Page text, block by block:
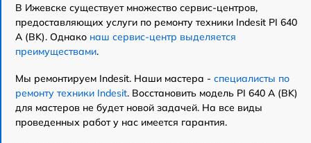
В Ижевске существует множество сервис-центров,
предоставляющих услуги по ремонту техники Indesit PI 640
A (BK). Однако наш сервис-центр выделяется
преимуществами.
Мы ремонтируем Indesit. Наши мастера - специалисты по
ремонту техники Indesit. Восстановить модель PI 640 A (BK)
для мастеров не будет новой задачей. На все виды
проведенных работ у нас имеется гарантия.